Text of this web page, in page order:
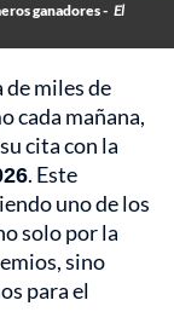
ganadores - El
miles de
cada mañana,
cita con la
. Este
uno de los
solo por la
sino
para el